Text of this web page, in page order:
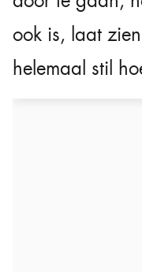
ook is, laat
helemaal stil